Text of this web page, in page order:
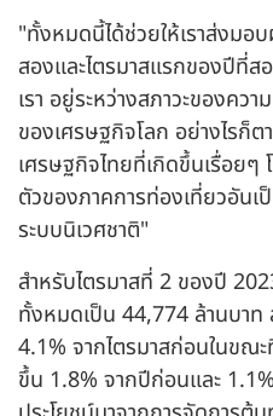
"ทั้งหมดนี้ได้ช่วยให้เราส่งมอ
สองและไตรมาสแรกของปีที่
เรา อยู่ระหว่างสภาวะของคว
ของเศรษฐกิจโลก อย่างไรก็
เศรษฐกิจไทยที่เกิดขึ้นเรื่อยๆ
ตัวของภาคการท่องเที่ยวอัน
ระบบนิเวศชาติ"
สำหรับไตรมาสที่ 2 ของปี
ทั้งหมดเป็น 44,774 ล้านบา
4.1% จากไตรมาสก่อนในขณ
ขึ้น 1.8% จากปีก่อนและ